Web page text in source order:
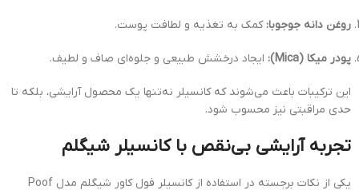
روغن دانه جوجوبا: کمک به تغذیه و لطافت پوست.
پودر میکا (Mica): ایجاد درخشش طبیعی و جلوه‌ای صاف و لطیف.
این ترکیبات باعث می‌شوند که کانسیلر نه‌تنها یک محصول آرایشی، بلکه تا
حدی مراقبتی نیز محسوب شود.
تجربه آرایشی بی‌نقص با کانسیلر شیگلم
یکی از نکات برجسته در استفاده از کانسیلر فول کاور شیگلم مدل Poof